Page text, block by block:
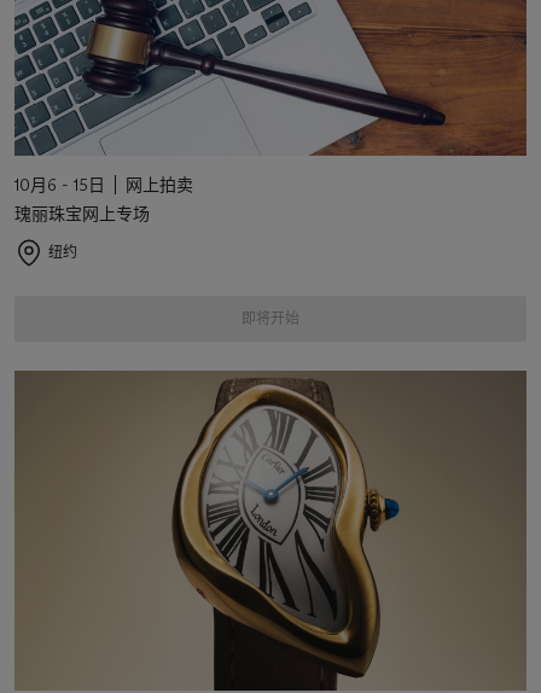
10月6 - 15日
网上拍卖
瑰丽珠宝网上专场
纽约
即将开始